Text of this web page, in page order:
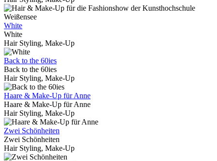
White
White
Hair Styling, Make-Up
Back to the 60ies
Back to the 60ies
Hair Styling, Make-Up
Haare & Make-Up für Anne
Haare & Make-Up für Anne
Hair Styling, Make-Up
Zwei Schönheiten
Zwei Schönheiten
Hair Styling, Make-Up